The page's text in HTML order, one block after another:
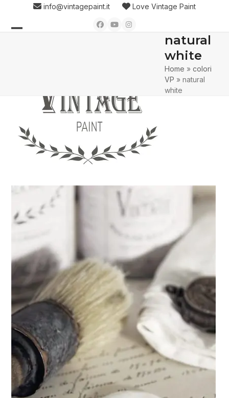
content
info@vintagepaint.it Love Vintage Paint
Facebook
YouTubeInstagram
natural
white
Home »colori
VP »natural
white